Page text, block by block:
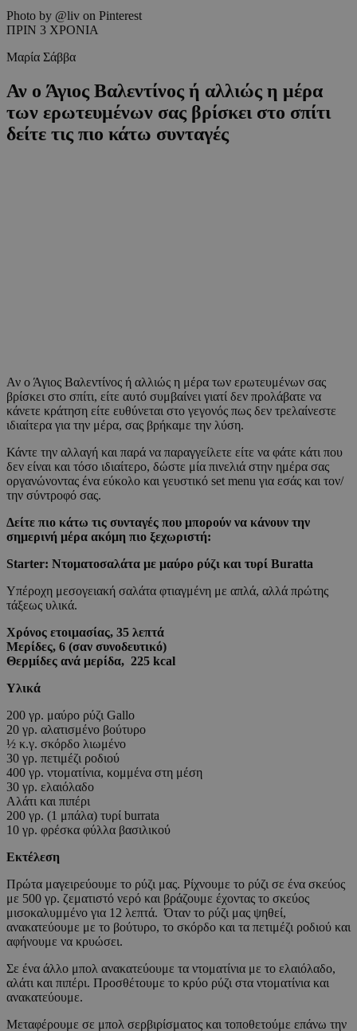
Photo by @liv on Pinterest
ΠΡΙΝ 3 ΧΡΟΝΙΑ
Μαρία Σάββα
Αν ο Άγιος Βαλεντίνος ή αλλιώς η μέρα
των ερωτευμένων σας βρίσκει στο σπίτι
δείτε τις πιο κάτω συνταγές
Αν ο Άγιος Βαλεντίνος ή αλλιώς η μέρα των ερωτευμένων σας
βρίσκει στο σπίτι, είτε αυτό συμβαίνει γιατί δεν προλάβατε να
κάνετε κράτηση είτε ευθύνεται στο γεγονός πως δεν τρελαίνεστε
ιδιαίτερα για την μέρα, σας βρήκαμε την λύση.
Κάντε την αλλαγή και παρά να παραγγείλετε είτε να φάτε κάτι που
δεν είναι και τόσο ιδιαίτερο, δώστε μία πινελιά στην ημέρα σας
οργανώνοντας ένα εύκολο και γευστικό set menu για εσάς και τον/
την σύντροφό σας.
Δείτε πιο κάτω τις συνταγές που μπορούν να κάνουν την
σημερινή μέρα ακόμη πιο ξεχωριστή:
Starter: Ντοματοσαλάτα με μαύρο ρύζι και τυρί Buratta
Υπέροχη μεσογειακή σαλάτα φτιαγμένη με απλά, αλλά πρώτης
τάξεως υλικά.
Χρόνος ετοιμασίας, 35 λεπτά
Μερίδες, 6 (σαν συνοδευτικό)
Θερμίδες ανά μερίδα, 225 kcal
Υλικά
200 γρ. μαύρο ρύζι Gallo
20 γρ. αλατισμένο βούτυρο
½ κ.γ. σκόρδο λιωμένο
30 γρ. πετιμέζι ροδιού
400 γρ. ντοματίνια, κομμένα στη μέση
30 γρ. ελαιόλαδο
Αλάτι και πιπέρι
200 γρ. (1 μπάλα) τυρί burrata
10 γρ. φρέσκα φύλλα βασιλικού
Εκτέλεση
Πρώτα μαγειρεύουμε το ρύζι μας. Ρίχνουμε το ρύζι σε ένα σκεύος
με 500 γρ. ζεματιστό νερό και βράζουμε έχοντας το σκεύος
μισοκαλυμμένο για 12 λεπτά. Όταν το ρύζι μας ψηθεί,
ανακατεύουμε με το βούτυρο, το σκόρδο και τα πετιμέζι ροδιού και
αφήνουμε να κρυώσει.
Σε ένα άλλο μπολ ανακατεύουμε τα ντοματίνια με το ελαιόλαδο,
αλάτι και πιπέρι. Προσθέτουμε το κρύο ρύζι στα ντοματίνια και
ανακατεύουμε.
Μεταφέρουμε σε μπολ σερβιρίσματος και τοποθετούμε επάνω την